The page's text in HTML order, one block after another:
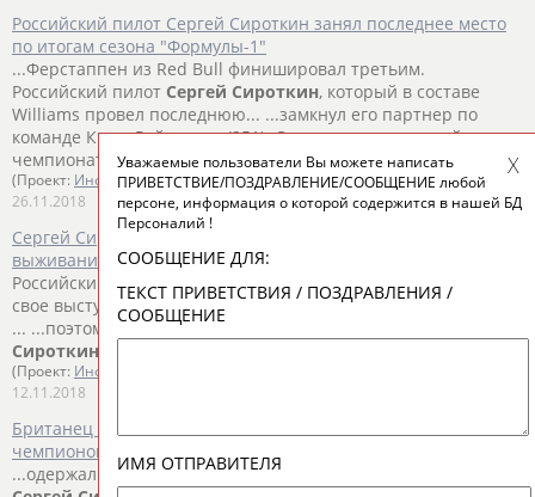
Российский пилот Сергей Сироткин занял последнее место
по итогам сезона "Формулы-1"
...Ферстаппен из Red Bull финишировал третьим.
Российский пилот Сергей Сироткин, который в составе
Williams провел последнюю... ...замкнул его партнер по
команде Кими Райкконен (251).Сироткинстал аутсайдером
чемпионата с одним очком. Его лучшим...
(Проект: Информационное агентство СТАДИОН)
26.11.2018
Сергей Сироткин: Вся гонка в Бразилии была нацелена на
выживание
Российский пилот "Уильямса"Сергей Сироткиноценил
свое выступление на Гран-при Бразилии. "С самого начала
... ...поэтому я очень разочарован", — приводит слова
Сироткина
(Проект: Информационное агентство СТАДИОН
12.11.2018
Британец Льюис Хэмилтон досрочно стал пятикратным
чемпионом "Формулы-1"
...одержал голландец Макс Ферстаппен (Red Bull), россиянин
Уважаемые пользователи Вы можете написать
ПРИВЕТСТВИЕ/ПОЗДРАВЛЕНИЕ/СООБЩЕНИЕ любой
персоне, информация о которой содержится в нашей БД
Персоналий !
СООБЩЕНИЕ ДЛЯ:
ТЕКСТ ПРИВЕТСТВИЯ / ПОЗДРАВЛЕНИЯ /
СООБЩЕНИЕ
ИМЯ ОТПРАВИТЕЛЯ